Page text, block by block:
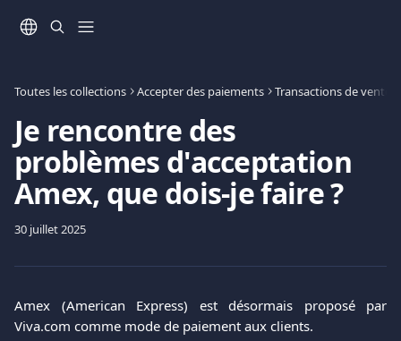
Toutes les collections Accepter des paiements Transactions de vente
Je rencontre des
problèmes d'acceptation
Amex, que dois-je faire ?
30 juillet 2025
Amex (American Express) est désormais proposé par
Viva.com comme mode de paiement aux clients.